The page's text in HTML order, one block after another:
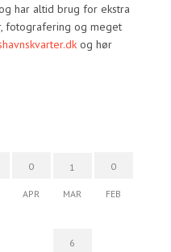
har altid brug for ekstra
fotografering og meget
og hør
0
APR
1
MAR
0
FEB
6